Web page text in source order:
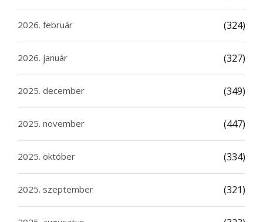
2026. február (324)
2026. január (327)
2025. december (349)
2025. november (447)
2025. október (334)
2025. szeptember (321)